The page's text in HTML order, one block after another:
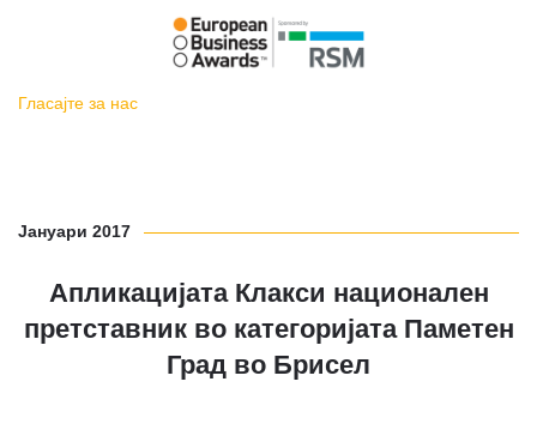
Гласајте за нас
Јануари 2017
Апликацијата Клакси национален
претставник во категоријата Паметен
Град во Брисел